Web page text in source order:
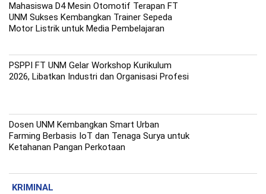
Mahasiswa D4 Mesin Otomotif Terapan FT
UNM Sukses Kembangkan Trainer Sepeda
Motor Listrik untuk Media Pembelajaran
PSPPI FT UNM Gelar Workshop Kurikulum
2026, Libatkan Industri dan Organisasi Profesi
Dosen UNM Kembangkan Smart Urban
Farming Berbasis IoT dan Tenaga Surya untuk
Ketahanan Pangan Perkotaan
KRIMINAL